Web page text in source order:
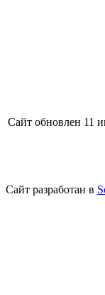
Сайт обновлен 11
Сайт разработан в